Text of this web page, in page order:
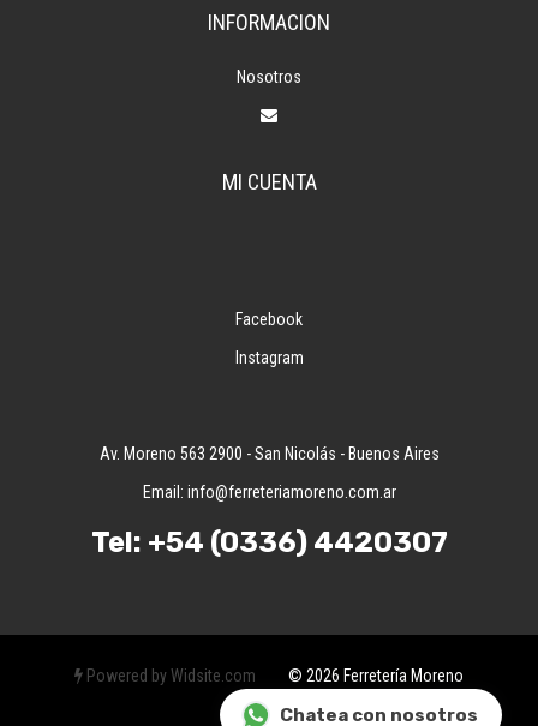
INFORMACION
Nosotros
MI CUENTA
Facebook
Instagram
Av. Moreno 563 2900 - San Nicolás - Buenos Aires
Email: info@ferreteriamoreno.com.ar
Tel: +54 (0336) 4420307
Powered by Widsite.com © 2026 Ferretería Moreno
Chatea con nosotros